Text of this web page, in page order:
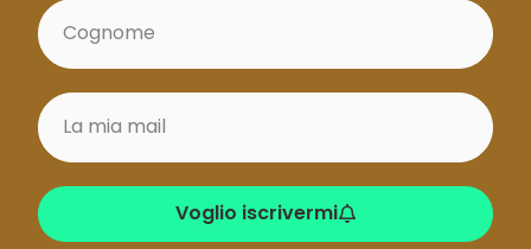
Voglio iscrivermi